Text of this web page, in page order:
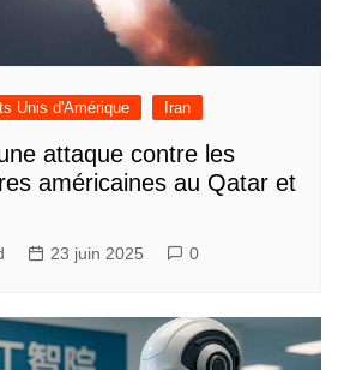
Unis d'Amérique Iran
attaque contre les
américaines au Qatar et
23 juin 2025 0